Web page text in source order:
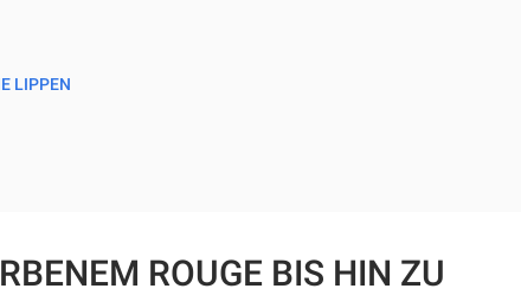
LIPPEN
ROUGE BIS HIN ZU